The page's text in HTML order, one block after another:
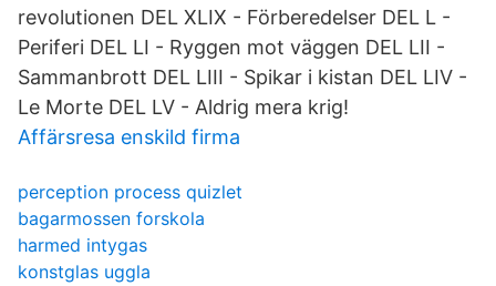
revolutionen DEL XLIX - Förberedelser DEL L -
Periferi DEL LI - Ryggen mot väggen DEL LII -
Sammanbrott DEL LIII - Spikar i kistan DEL LIV -
Le Morte DEL LV - Aldrig mera krig!
Affärsresa enskild firma
perception process quizlet
bagarmossen forskola
harmed intygas
konstglas uggla